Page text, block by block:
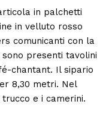
in palchetti
in velluto rosso
comunicanti con la
presenti tavolini
chantant. Il sipario
8,30 metri. Nel
e i camerini.